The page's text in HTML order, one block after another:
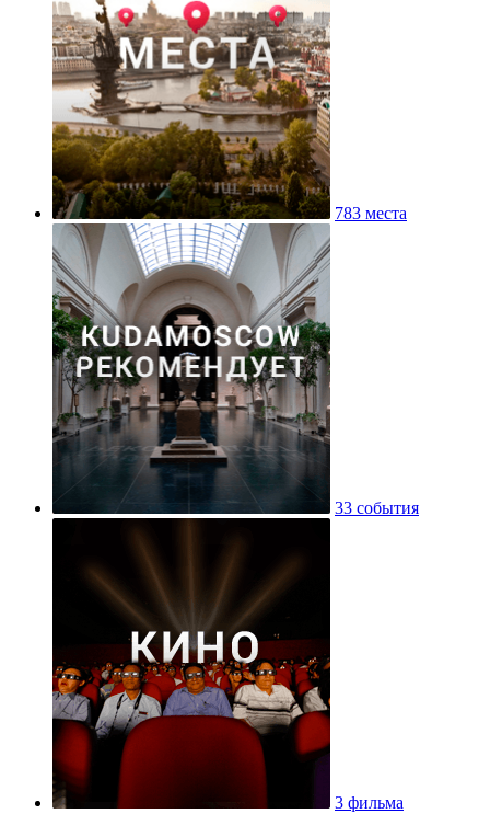
783 места
33 события
3 фильма